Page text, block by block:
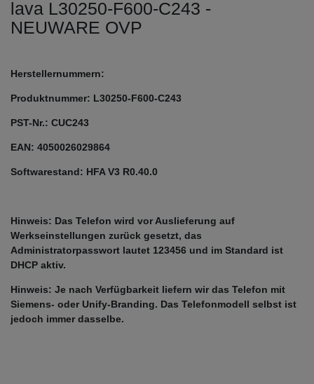
lava L30250-F600-C243 -
NEUWARE OVP
Herstellernummern:
Produktnummer: L30250-F600-C243
PST-Nr.: CUC243
EAN: 4050026029864
Softwarestand: HFA V3 R0.40.0
Hinweis: Das Telefon wird vor Auslieferung auf
Werkseinstellungen zurück gesetzt, das
Administratorpasswort lautet 123456 und im Standard ist
DHCP aktiv.
Hinweis: Je nach Verfügbarkeit liefern wir das Telefon mit
Siemens- oder Unify-Branding. Das Telefonmodell selbst ist
jedoch immer dasselbe.